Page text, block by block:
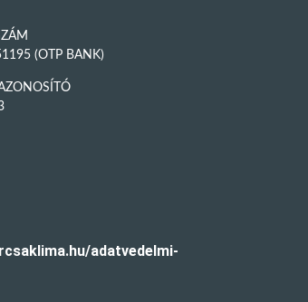
(OTP BANK)
adatvedelmi-